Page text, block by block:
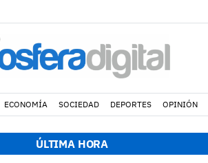
ECONOMÍA SOCIEDAD DEPORTES OPINIÓN
ÚLTIMA HORA